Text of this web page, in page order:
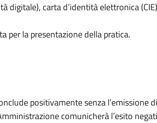
digitale), carta d’identità elettronica
per la presentazione della pratica.
positivamente senza l’emissione
comunicherà l’esito